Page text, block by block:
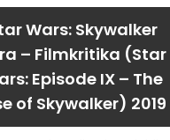
Wars: Skywalker
– Filmkritika (Star
Episode IX – The
of Skywalker) 2019